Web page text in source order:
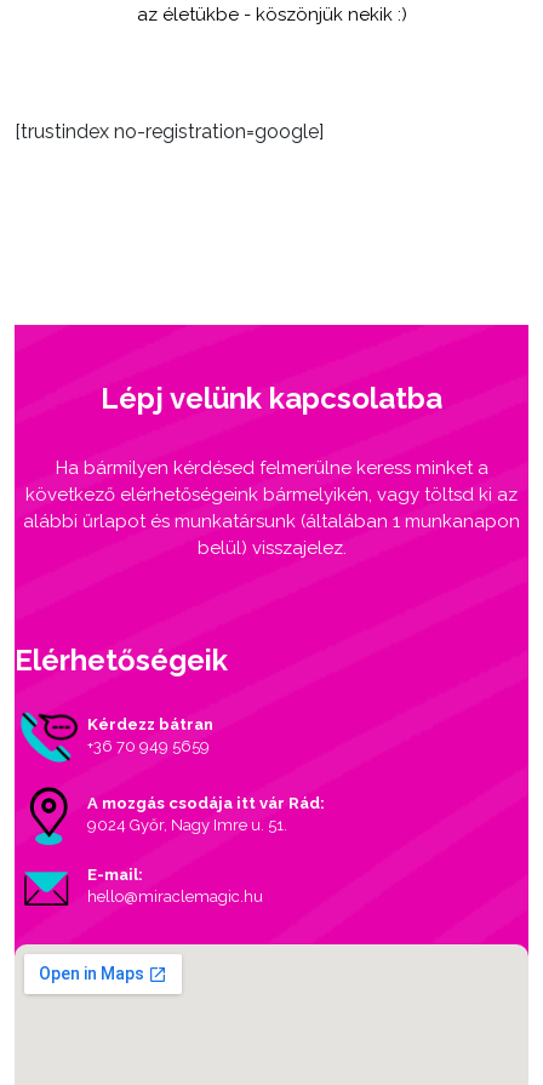
az életükbe - köszönjük nekik :)
[trustindex no-registration=google]
Lépj velünk kapcsolatba
Ha bármilyen kérdésed felmerülne keress minket a
következő elérhetőségeink bármelyikén, vagy töltsd ki az
alábbi űrlapot és munkatársunk (általában 1 munkanapon
belül) visszajelez.
Elérhetőségeik
Kérdezz bátran
+36 70 949 5659
A mozgás csodája itt vár Rád:
9024 Győr, Nagy Imre u. 51.
E-mail:
hello@miraclemagic.hu